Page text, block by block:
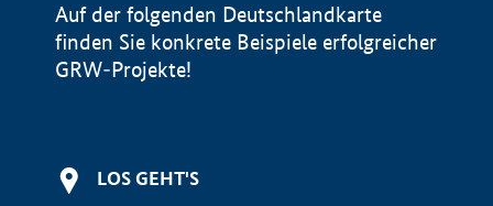
Auf der folgenden Deutschlandkarte
finden Sie konkrete Beispiele erfolgreicher
GRW-Projekte!
LOS GEHT'S